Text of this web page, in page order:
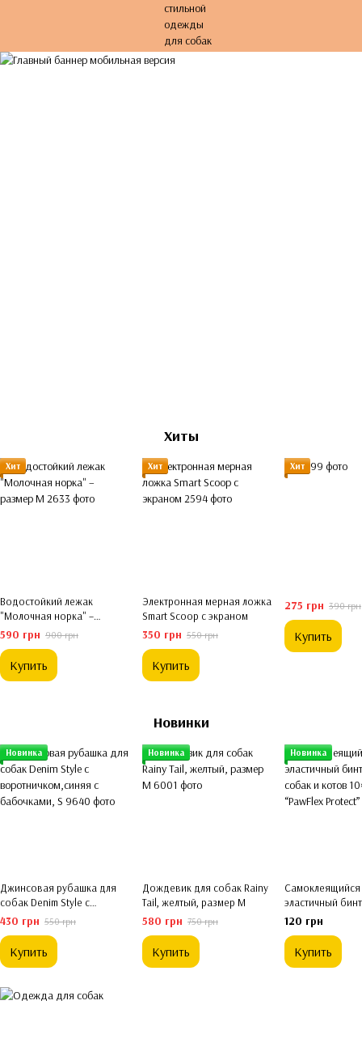
Хиты
Хит
Водостойкий лежак
"Молочная норка" –
размер M
590 грн 900 грн
Купить
Хит
Электронная мерная ложка
Smart Scoop с экраном
350 грн 550 грн
Купить
Хит
275 грн 390 грн
Купить
Новинки
Новинка
Джинсовая рубашка для
собак Denim Style с
воротничком,синяя с
бабочками, S
430 грн 550 грн
Купить
Новинка
Дождевик для собак Rainy
Tail, желтый, размер M
580 грн 750 грн
Купить
Новинка
Самоклеящийся
эластичный
собак и котов
“PawFlex
120 грн
Купить